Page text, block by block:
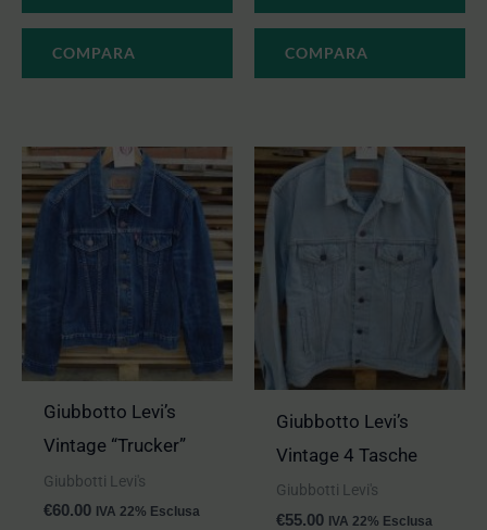
COMPARA COMPARA
Giubbotto Levi’s
Vintage “Trucker”
Giubbotti Levi's
€60.00 IVA 22% Esclusa
Giubbotto Levi’s
Vintage 4 Tasche
Giubbotti Levi's
€55.00 IVA 22% Esclusa